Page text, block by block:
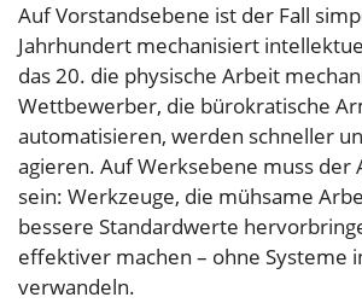
Auf Vorstandsebene ist der Fall
Jahrhundert mechanisiert
das 20. die physische Arbeit
Wettbewerber, die bürokratische
automatisieren, werden schneller
agieren. Auf Werksebene muss der
sein: Werkzeuge, die mühsame
bessere Standardwerte
effektiver machen – ohne Systeme
verwandeln.